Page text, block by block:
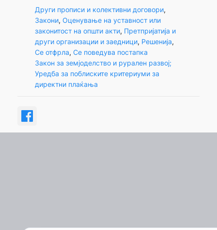
Други прописи и колективни договори
Закони, Оценување на уставност или
законитост на општи акти, Претпријатија и
други организации и заедници, Решенија
Се отфрла, Се поведува постапка
Закон за земјоделство и рурален развој;
Уредба за поблиските критериуми за
директни плаќања